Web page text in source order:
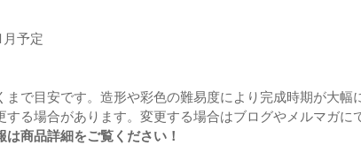
月予定
まで目安です。造形や彩色の難易度により完成時期が大幅
する場合があります。変更する場合はブログやメルマガに
は商品詳細をご覧ください！